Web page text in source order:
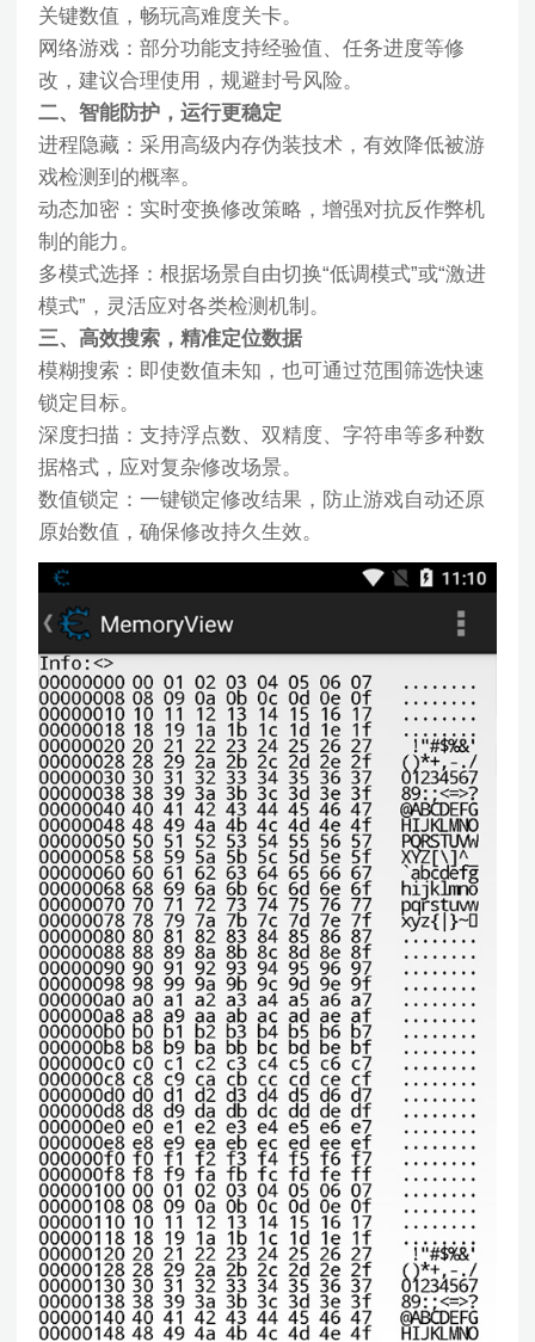
关键数值，畅玩高难度关卡。
网络游戏：部分功能支持经验值、任务进度等修
改，建议合理使用，规避封号风险。
二、智能防护，运行更稳定
进程隐藏：采用高级内存伪装技术，有效降低被游
戏检测到的概率。
动态加密：实时变换修改策略，增强对抗反作弊机
制的能力。
多模式选择：根据场景自由切换“低调模式”或“激进
模式”，灵活应对各类检测机制。
三、高效搜索，精准定位数据
模糊搜索：即使数值未知，也可通过范围筛选快速
锁定目标。
深度扫描：支持浮点数、双精度、字符串等多种数
据格式，应对复杂修改场景。
数值锁定：一键锁定修改结果，防止游戏自动还原
原始数值，确保修改持久生效。